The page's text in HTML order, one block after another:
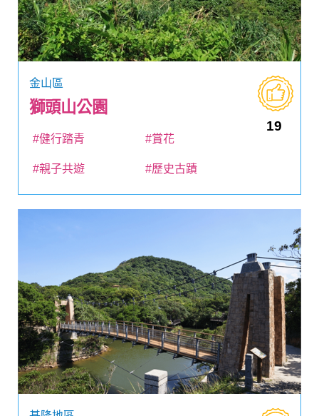
金山區
獅頭山公園
19
#健行踏青 #賞花
#親子共遊 #歷史古蹟